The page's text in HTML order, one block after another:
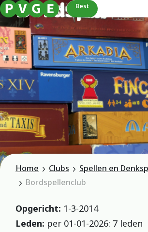
Best
Home Clubs
Spellen en
Bordspellenclub
Opgericht: 1-3-2014
Leden: per 01-01-2026: 7 leden